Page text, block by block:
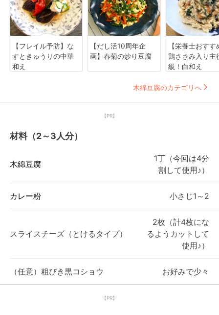
【フレイル予防】な
すときゅうりの中華
和え
【だし活10周年企
画】春菊の炒り豆腐
【栄養士おすす
鶏ささみ入り主
級！白和え
木綿豆腐のカテゴリへ
【PR】
材料（2～3人分）
木綿豆腐
1丁（今回は4分
割して使用♪）
カレー粉 小さじ1～2
スライスチーズ（とけるタイプ）
2枚（計4枚にな
るようカットして
使用♪）
（任意）粗びき黒コショウ お好みで少々
【PR】